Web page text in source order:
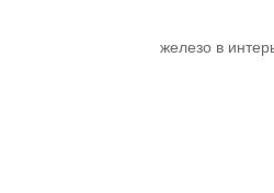
железо в